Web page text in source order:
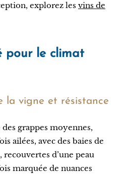
explorez les vins de
pour le climat
la vigne et résistance
grappes moyennes,
ailées, avec des baies de
d’une peau
marquée de nuances